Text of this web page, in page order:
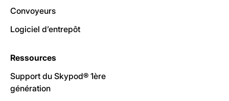
Convoyeurs
Logiciel d’entrepôt
Ressources
Support du Skypod® 1ère
génération